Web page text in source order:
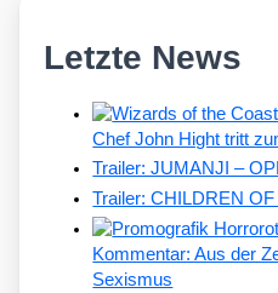
Letzte News
Chef John Hight tritt
Trailer: JUMANJI –
Trailer: CHILDREN
Kommentar: Aus der
Sexismus